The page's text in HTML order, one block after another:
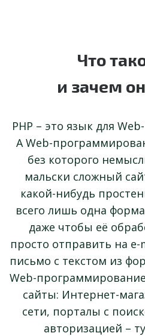
Что
и зачем
PHP – это язык для
А Web-
без которого
мальски сложный
какой-нибудь
всего лишь одна
даже чтобы её
просто отправить на
письмо с текстом из
Web-
сайты: Интернет-
сети, порталы с
авторизацией –